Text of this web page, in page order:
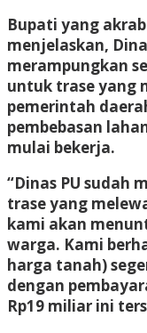
Bupati yang
menjelaskan,
merampungkan
untuk trase yang
pemerintah
pembebasan
mulai bekerja.
“Dinas PU sudah
trase yang
kami akan
warga. Kami
harga tanah)
dengan
Rp19 miliar ini